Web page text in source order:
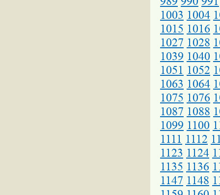
1003 1004
1015 1016
1027 1028
1039 1040
1051 1052
1063 1064
1075 1076
1087 1088
1099 1100
1111 1112
1123 1124
1135 1136
1147 1148